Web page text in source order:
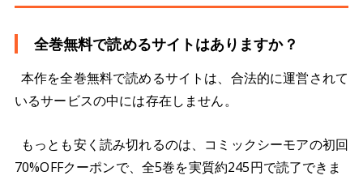
全巻無料で読めるサイトはありますか？
本作を全巻無料で読めるサイトは、合法的に運営されて
いるサービスの中には存在しません。
もっとも安く読み切れるのは、コミックシーモアの初回
70%OFFクーポンで、全5巻を実質約245円で読了できま